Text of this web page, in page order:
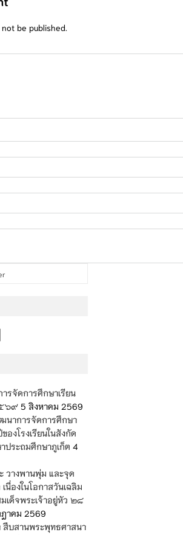
be published.
รจัดการศึกษาเรียน
๕๖๙ 5 สิงหาคม 2569
นาการจัดการศึกษา
งโรงเรียนในสังกัด
ประถมศึกษาภูเก็ต 4
วางพานพุ่ม และจุด
นื่องในโอกาสวันเฉลิม
เด็จพระเจ้าอยู่หัว ๒๘
ฎาคม 2569
สืบสานพระพุทธศาสนา